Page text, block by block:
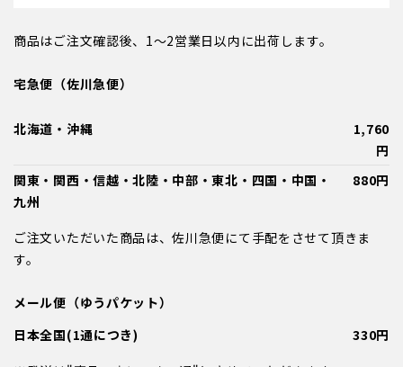
商品はご注文確認後、1～2営業日以内に出荷します。
宅急便（佐川急便）
北海道・沖縄
1,760
円
関東・関西・信越・北陸・中部・東北・四国・中国・
九州
880円
ご注文いただいた商品は、佐川急便にて手配をさせて頂きま
す。
メール便（ゆうパケット）
日本全国(1通につき)
330円